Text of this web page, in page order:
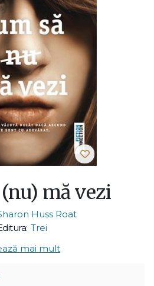
mă vezi
Huss Roat
Trei
mai mult